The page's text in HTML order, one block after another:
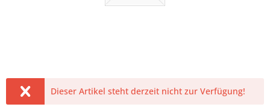
Dieser Artikel steht derzeit nicht zur Verfügung!